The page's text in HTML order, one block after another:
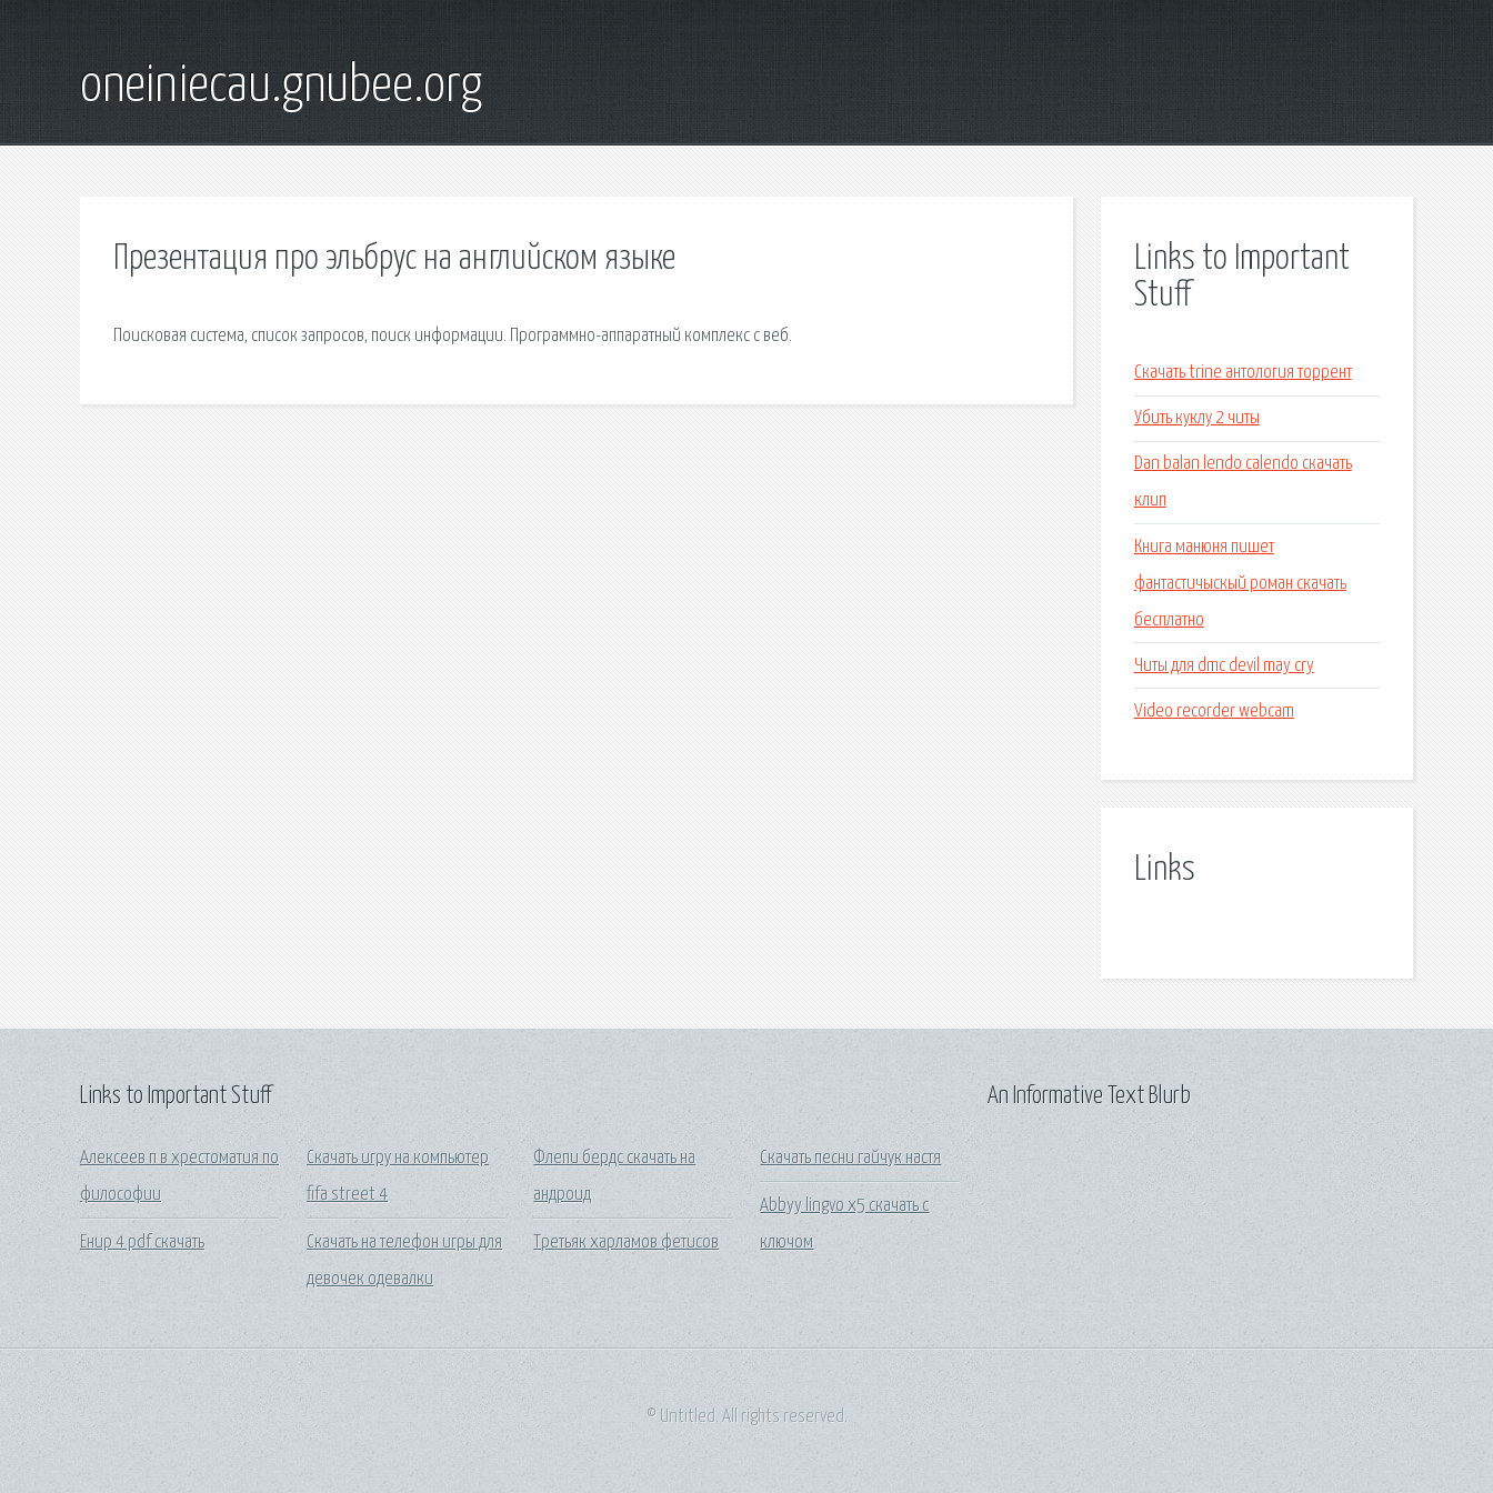
oneiniecau.gnubee.org
Презентация про эльбрус на английском языке
Поисковая сиcтема, список запросов, поиск информации. Программно-аппаратный комплекс с веб.
Links to Important
Stuff
Скачать trine антология торрент
Убить куклу 2 читы
Dan balan lendo calendo скачать
клип
Книга манюня пишет
фантастичыскый роман скачать
бесплатно
Читы для dmc devil may cry
Video recorder webcam
Links
Links to Important Stuff
Алексеев п в хрестоматия по
философии
Енир 4 pdf скачать
Скачать игру на компьютер
fifa street 4
Скачать на телефон игры для
девочек одевалки
Флепи бердс скачать на
андроид
Третьяк харламов фетисов
Скачать песни гайчук настя
Abbyy lingvo x5 скачать с
ключом
An Informative Text Blurb
© Untitled. All rights reserved.